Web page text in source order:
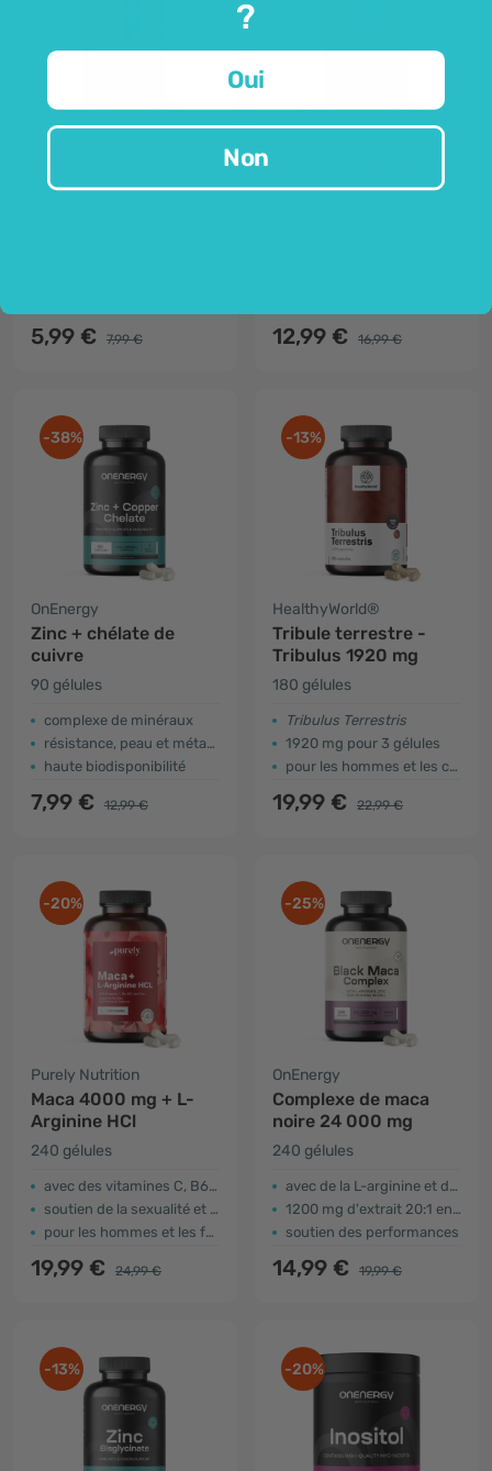
5,99 € 7,99 €
poivre noir
12,99 € 16,99 €
-38%
OnEnergy
Zinc + chélate de
cuivre
90 gélules
complexe de minéraux
résistance, peau et métabolisme
haute biodisponibilité
7,99 € 12,99 €
-13%
HealthyWorld®
Tribule terrestre -
Tribulus 1920 mg
180 gélules
Tribulus Terrestris
1920 mg pour 3 gélules
pour les hommes et les couples
19,99 € 22,99 €
-20%
Purely Nutrition
Maca 4000 mg + L-
Arginine HCl
240 gélules
avec des vitamines C, B6, B12 et du zinc
soutien de la sexualité et de la fertilité
pour les hommes et les femmes
19,99 € 24,99 €
-25%
OnEnergy
Complexe de maca
noire 24 000 mg
240 gélules
avec de la L-arginine et du zinc ajoutés
1200 mg d'extrait 20:1 en 3 gélules
soutien des performances
14,99 € 19,99 €
-13% -20%
?
Oui
Non